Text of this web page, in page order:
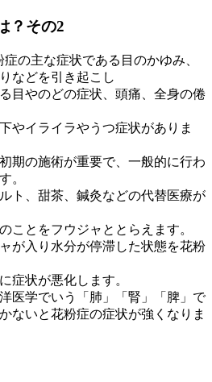
？その2
の主な症状である目のかゆみ、
などを引き起こし
目やのどの症状、頭痛、全身の倦
やイライラやうつ症状がありま
期の施術が重要で、一般的に行わ
。
ト、甜茶、鍼灸などの代替医療が
ことをフウジャととらえます。
が入り水分が停滞した状態を花粉
症状が悪化します。
医学でいう「肺」「腎」「脾」で
ないと花粉症の症状が強くなりま